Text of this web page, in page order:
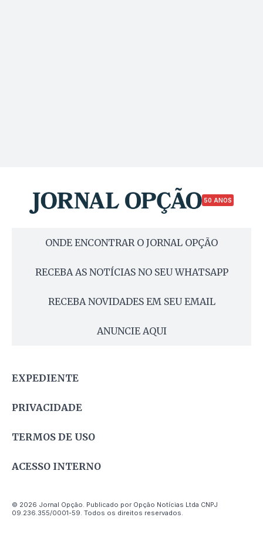
50 ANOS
ONDE ENCONTRAR O JORNAL OPÇÃO
RECEBA AS NOTÍCIAS NO SEU WHATSAPP
RECEBA NOVIDADES EM SEU EMAIL
ANUNCIE AQUI
EXPEDIENTE
PRIVACIDADE
TERMOS DE USO
ACESSO INTERNO
© 2026 Jornal Opção. Publicado por Opção Notícias Ltda CNPJ
09.236.355/0001-59. Todos os direitos reservados.